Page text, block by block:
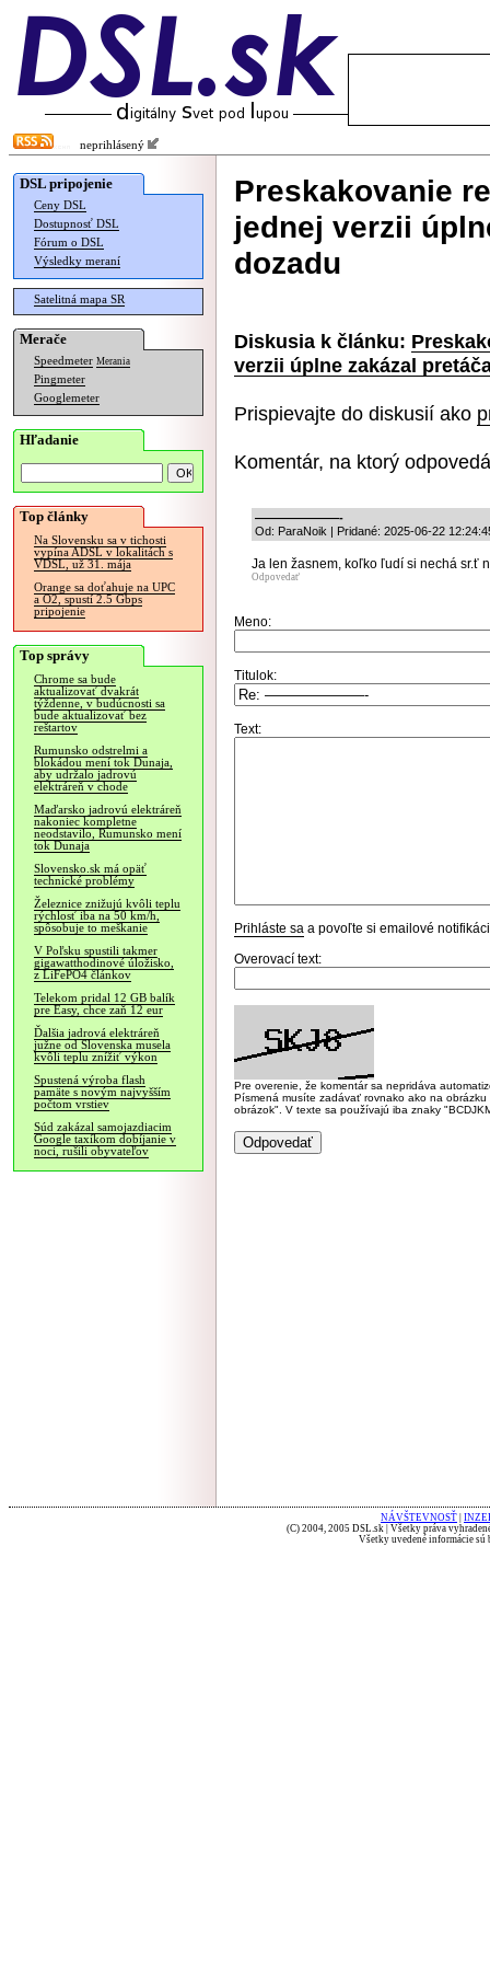
neprihlásený
DSL pripojenie
Ceny DSL
Dostupnosť DSL
Fórum o DSL
Výsledky meraní
Satelitná mapa SR
Merače
Speedmeter Merania
Pingmeter
Googlemeter
Hľadanie
Top články
Na Slovensku sa v tichosti
vypína ADSL v lokalitách s
VDSL, už 31. mája
Orange sa doťahuje na UPC
a O2, spustí 2.5 Gbps
pripojenie
Top správy
Chrome sa bude
aktualizovať dvakrát
týždenne, v budúcnosti sa
bude aktualizovať bez
reštartov
Rumunsko odstrelmi a
blokádou mení tok Dunaja,
aby udržalo jadrovú
elektráreň v chode
Maďarsko jadrovú elektráreň
nakoniec kompletne
neodstavilo, Rumunsko mení
tok Dunaja
Slovensko.sk má opäť
technické problémy
Železnice znižujú kvôli teplu
rýchlosť iba na 50 km/h,
spôsobuje to meškanie
V Poľsku spustili takmer
gigawatthodinové úložisko,
z LiFePO4 článkov
Telekom pridal 12 GB balík
pre Easy, chce zaň 12 eur
Ďalšia jadrová elektráreň
južne od Slovenska musela
kvôli teplu znížiť výkon
Spustená výroba flash
pamäte s novým najvyšším
počtom vrstiev
Súd zakázal samojazdiacim
Google taxíkom dobíjanie v
noci, rušili obyvateľov
Preskakovanie
jednej verzii
dozadu
Diskusia k článku:
verzii úplne zakázal
Prispievajte do diskusií ako
Komentár, na ktorý
———————-
Od: ParaNoik | Pridané: 2025-06-22
Ja len žasnem, koľko ľudí si nechá sr.ť
Odpovedať
Meno:
Titulok:
Text:
Prihláste sa a povoľte si emailové
Overovací text:
Pre overenie, že komentár sa nepridáva
Písmená musíte zadávať rovnako ako na
obrázok". V texte sa používajú iba znaky
NÁVŠTEVNOSŤ
(C) 2004, 2005 DSL.sk | Všetky práva
Všetky uvedené informácie sú